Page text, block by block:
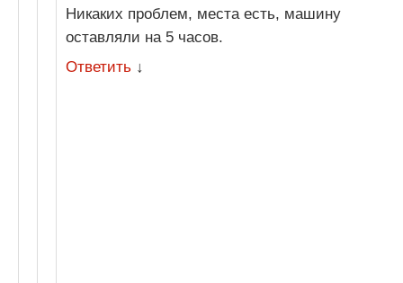
Никаких проблем, места есть, машину
оставляли на 5 часов.
Ответить ↓